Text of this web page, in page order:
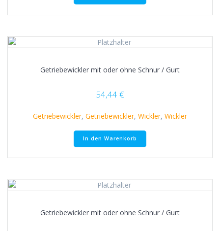
Getriebewickler mit oder ohne Schnur / Gurt
54,44 €
Getriebewickler, Getriebewickler, Wickler, Wickler
In den Warenkorb
Getriebewickler mit oder ohne Schnur / Gurt